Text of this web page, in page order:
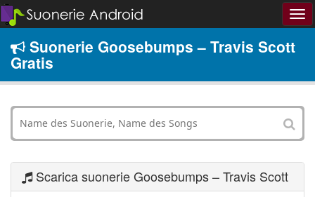
Suonerie Goosebumps – Travis Scott
Gratis
Scarica suonerie Goosebumps – Travis Scott